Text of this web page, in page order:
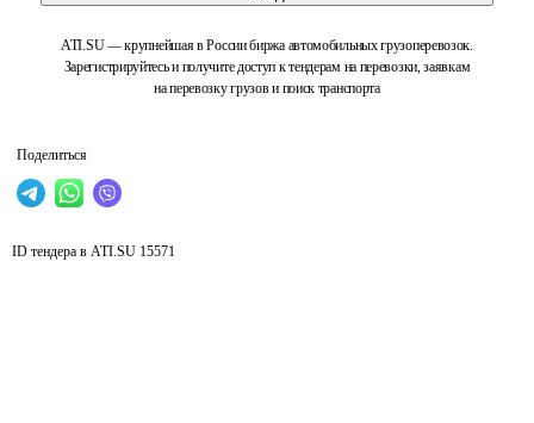
ATI.SU — крупнейшая в России биржа автомобильных грузоперевозок.
Зарегистрируйтесь и получите доступ к тендерам на перевозки, заявкам
на перевозку грузов и поиск транспорта
Поделиться
ID тендера в ATI.SU 15571